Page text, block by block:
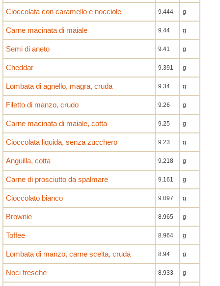
Cioccolata con caramello e nocciole 9.444 g
Carne macinata di maiale 9.44 g
Semi di aneto 9.41 g
Cheddar 9.391 g
Lombata di agnello, magra, cruda 9.34 g
Filetto di manzo, crudo 9.26 g
Carne macinata di maiale, cotta 9.25 g
Cioccolata liquida, senza zucchero 9.23 g
Anguilla, cotta 9.218 g
Carne di prosciutto da spalmare 9.161 g
Cioccolato bianco 9.097 g
Brownie 8.965 g
Toffee 8.964 g
Lombata di manzo, carne scelta, cruda 8.94 g
Noci fresche 8.933 g